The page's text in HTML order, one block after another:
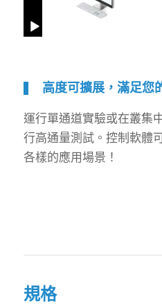
高度可擴展，滿足您
運行單通道實驗或在叢集
行高通量測試。控制軟體
各樣的應用場景！
規格